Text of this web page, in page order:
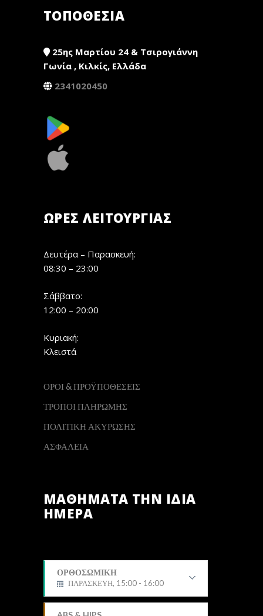
ΤΟΠΟΘΕΣΙΑ
25ης Μαρτίου 24 & Τσιρογιάννη
Γωνία , Κιλκίς, Ελλάδα
2341020450
ΏΡΕΣ ΛΕΙΤΟΥΡΓΊΑΣ
Δευτέρα – Παρασκευή:
08:30 – 23:00
Σάββατο:
12:00 – 20:00
Κυριακή:
Κλειστά
ΟΡΟΙ & ΠΡΟΫΠΟΘΕΣΕΙΣ
ΤΡΟΠΟΙ ΠΛΗΡΩΜΗΣ
ΠΟΛΙΤΙΚΗ ΑΚΥΡΩΣΗΣ
ΑΣΦΑΛΕΙΑ
ΜΑΘΗΜΑΤΑ ΤΗΝ ΙΔΙΑ
ΗΜΕΡΑ
ΟΡΘΟΣΩΜΙΚΗ
ΠΑΡΑΣΚΕΥΗ, 15:00 - 16:00